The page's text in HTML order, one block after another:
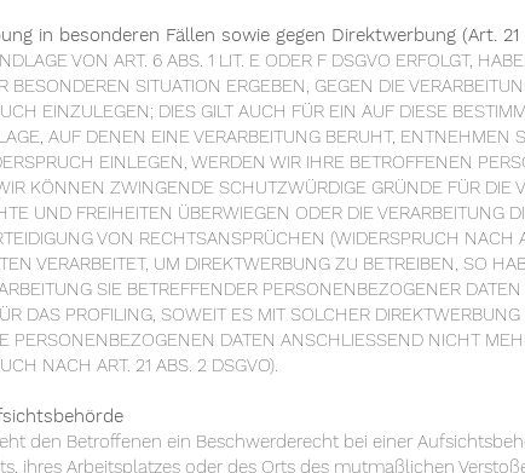
in besonderen Fällen sowie gegen Direktwerbung (Art. 21
VON ART. 6 ABS. 1 LIT. E ODER F DSGVO ERFOLGT,
BESONDEREN SITUATION ERGEBEN, GEGEN DIE
EINZULEGEN; DIES GILT AUCH FÜR EIN AUF DIESE
AUF DENEN EINE VERARBEITUNG BERUHT, ENTNEHMEN
EINLEGEN, WERDEN WIR IHRE BETROFFENEN
KÖNNEN ZWINGENDE SCHUTZWÜRDIGE GRÜNDE FÜR DIE
UND FREIHEITEN ÜBERWIEGEN ODER DIE VERARBEITUNG
VON RECHTSANSPRÜCHEN (WIDERSPRUCH NACH
VERARBEITET, UM DIREKTWERBUNG ZU BETREIBEN, SO
SIE BETREFFENDER PERSONENBEZOGENER
DAS PROFILING, SOWEIT ES MIT SOLCHER
PERSONENBEZOGENEN DATEN ANSCHLIESSEND NICHT
NACH ART. 21 ABS. 2 DSGVO).
den Betroffenen ein Beschwerderecht bei einer
ihres Arbeitsplatzes oder des Orts des mutmaßlichen